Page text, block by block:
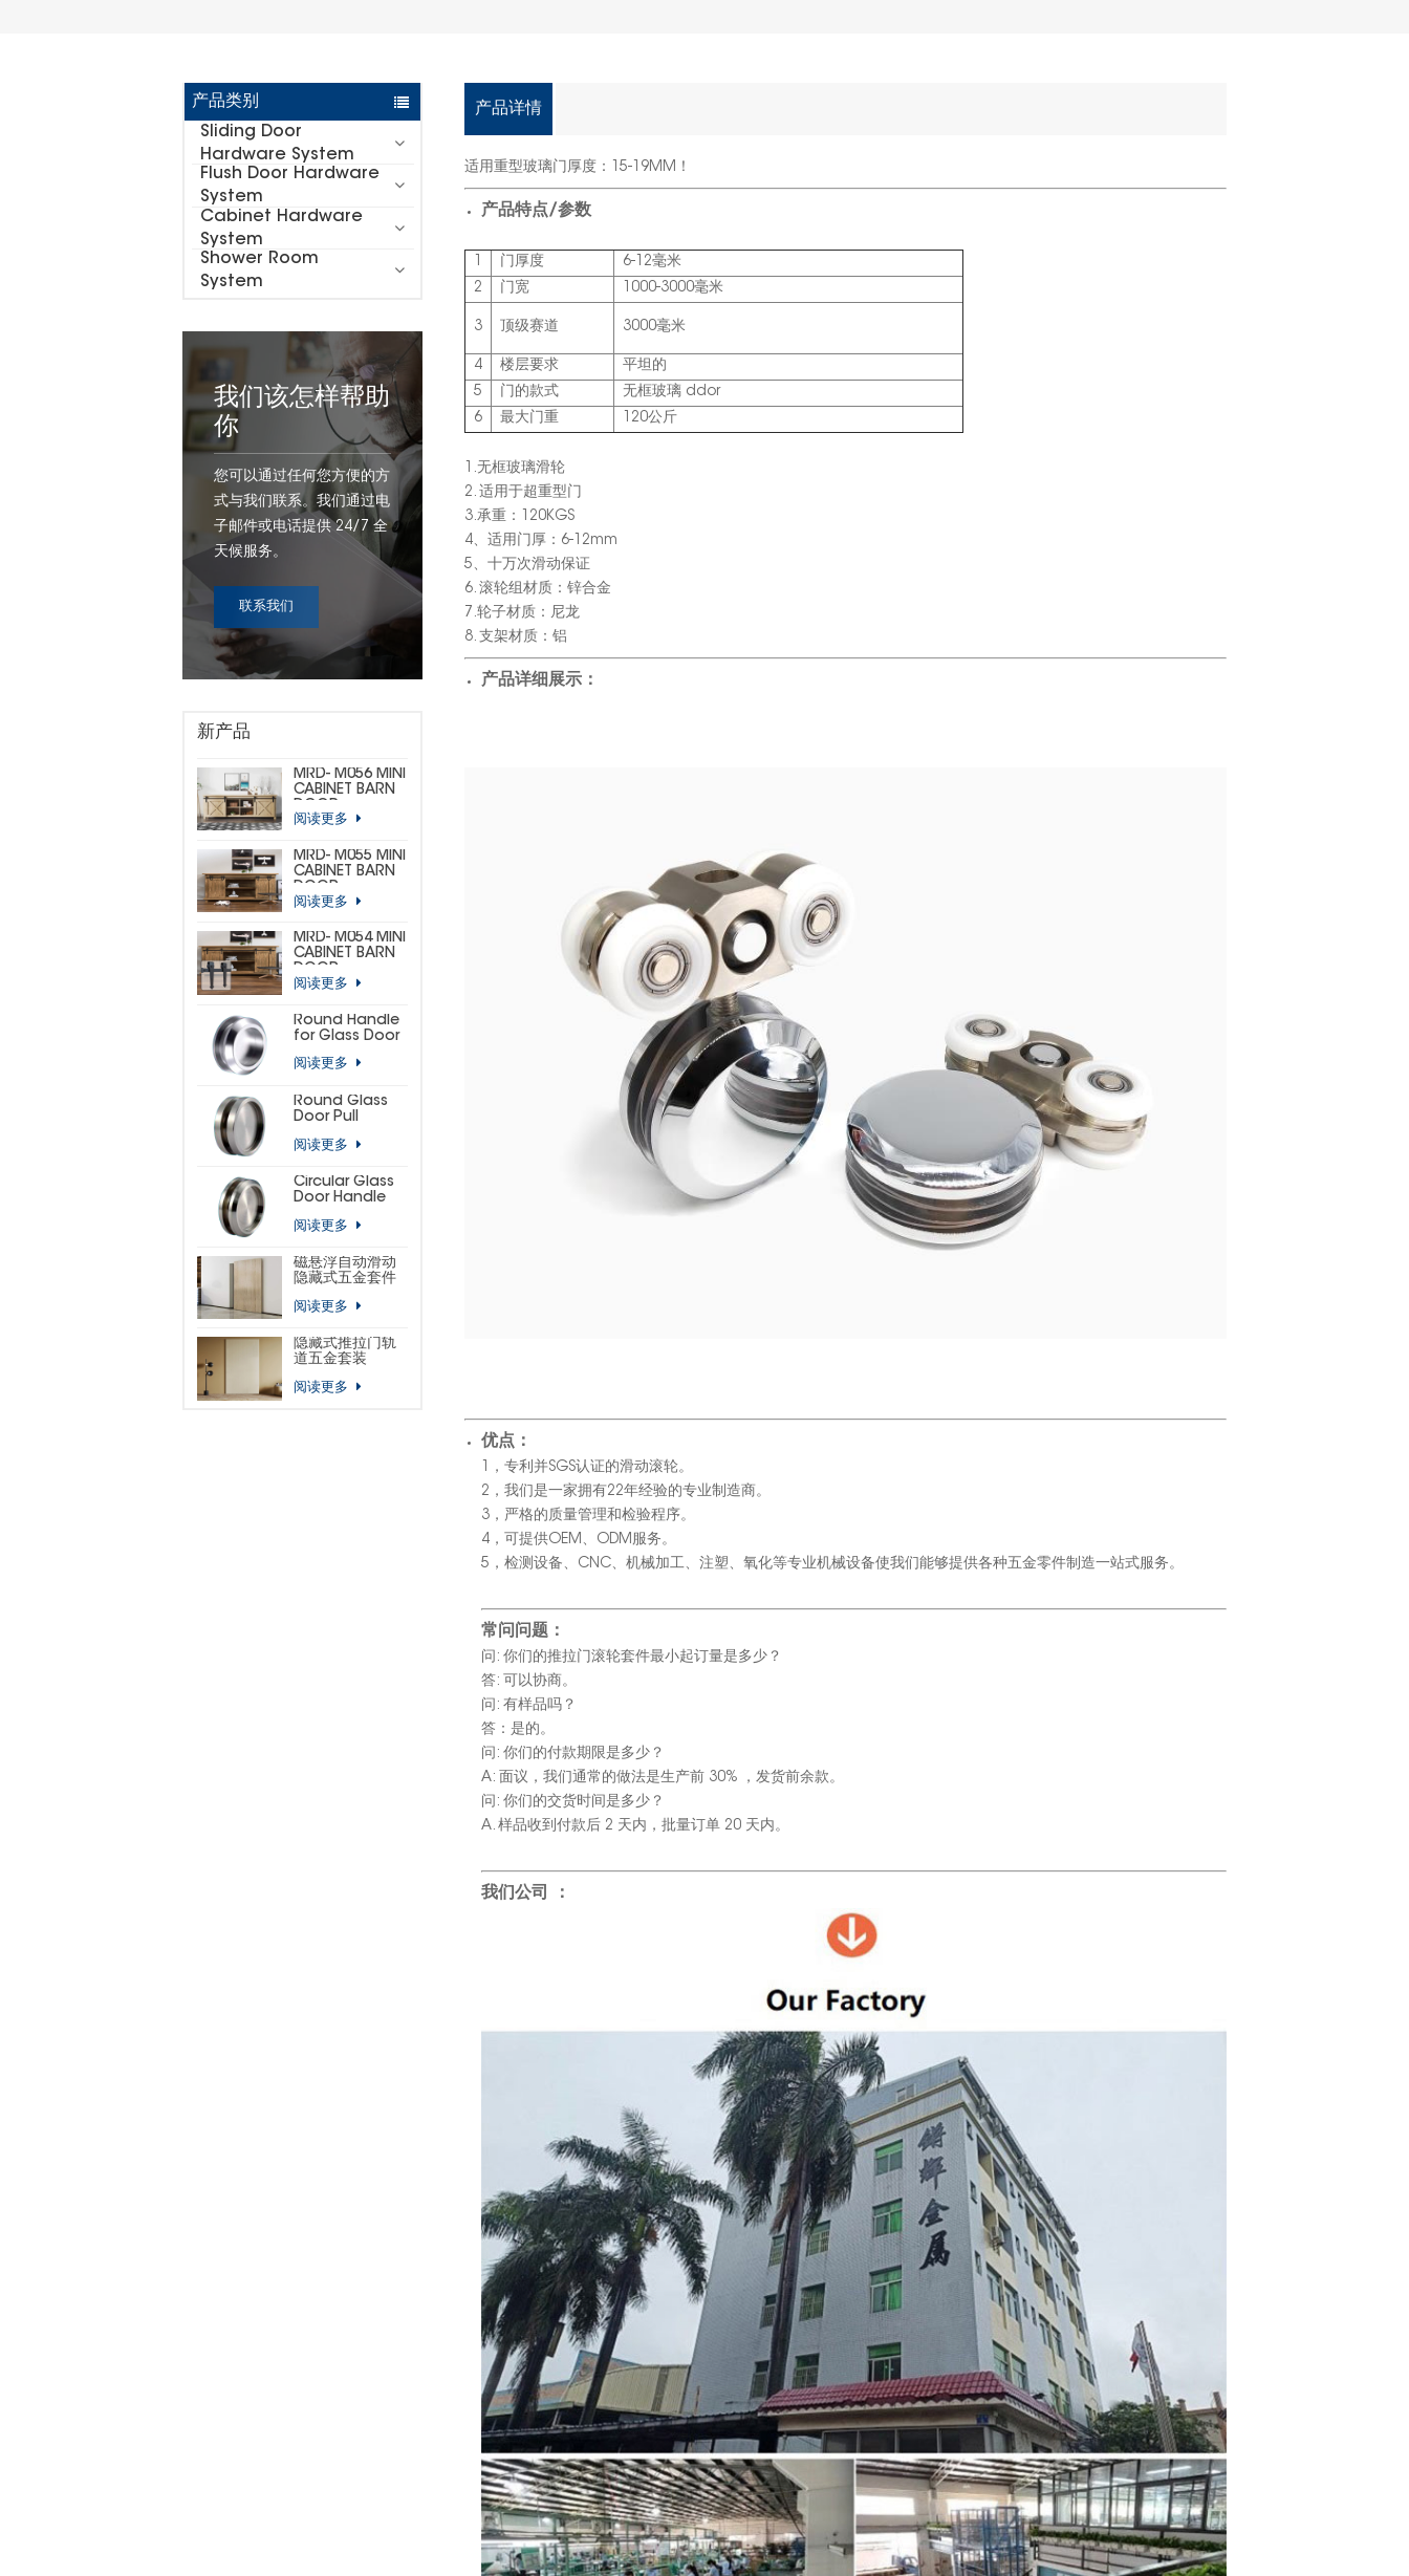
产品类别
Sliding Door
Hardware System
Flush Door Hardware
System
Cabinet Hardware
System
Shower Room
System
我们该怎样帮助
你
您可以通过任何您方便的方
式与我们联系。我们通过电
子邮件或电话提供 24/7 全
天候服务。
联系我们
新产品
MRD- M056 MINI
CABINET BARN
HARDWARE KIT
阅读更多
MRD- M055 MINI
CABINET BARN
HARDWARE KIT
HORSESHOE)
阅读更多
MRD- M054 MINI
CABINET BARN
HARDWARE KIT
HORSESHOE)
阅读更多
Round Handle
for Glass Door
阅读更多
Round Glass
Door Pull
阅读更多
Circular Glass
Door Handle
阅读更多
磁悬浮自动滑动
隐藏式五金套件
阅读更多
隐藏式推拉门轨
道五金套装
阅读更多
产品详情
适用重型玻璃门厚度：15-19MM！
产品特点/参数
1 门厚度
6-12毫米
2
门宽 1000-3000毫米
3 顶级赛道 3000毫米
4 楼层要求
平坦的
5
门的款式
无框玻璃 ddor
6
最大门重 120公斤
1.无框玻璃滑轮
2. 适用于超重型门
3.承重：120KGS
4、适用门厚：6-12mm
5、十万次滑动保证
6. 滚轮组材质：锌合金
7.轮子材质：尼龙
8. 支架材质：铝
产品详细展示：
优点：
1，专利并SGS认证的滑动滚轮。
2，我们是一家拥有22年经验的专业制造商。
3，严格的质量管理和检验程序。
4，可提供OEM、ODM服务。
5，检测设备、CNC、机械加工、注塑、氧化等专业机械设备使我们能够提供各种五金零件制造一站式服务。
常问问题：
问: 你们的推拉门滚轮套件最小起订量是多少？
答: 可以协商。
问: 有样品吗？
答：是的。
问: 你们的付款期限是多少？
A: 面议，我们通常的做法是生产前 30% ，发货前余款。
问: 你们的交货时间是多少？
A. 样品收到付款后 2 天内，批量订单 20 天内。
我们公司 ：